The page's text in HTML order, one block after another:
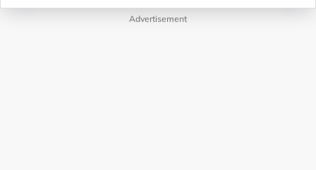
Advertisement